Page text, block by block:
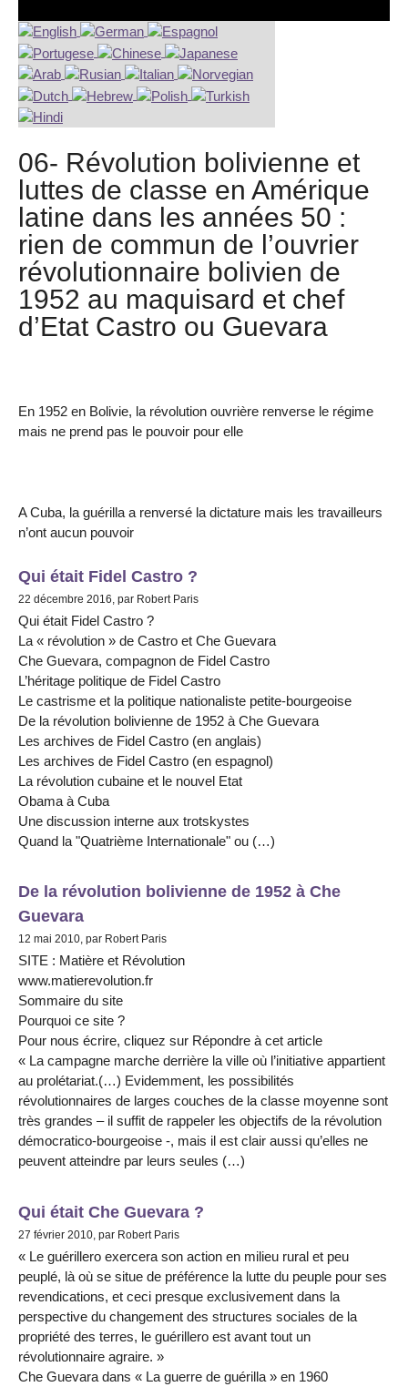
06- Révolution bolivienne et
luttes de classe en Amérique
latine dans les années 50 :
rien de commun de l’ouvrier
révolutionnaire bolivien de
1952 au maquisard et chef
d’Etat Castro ou Guevara
En 1952 en Bolivie, la révolution ouvrière renverse le régime
mais ne prend pas le pouvoir pour elle
A Cuba, la guérilla a renversé la dictature mais les travailleurs
n’ont aucun pouvoir
Qui était Fidel Castro ?
22 décembre 2016, par Robert Paris
Qui était Fidel Castro ?
La « révolution » de Castro et Che Guevara
Che Guevara, compagnon de Fidel Castro
L’héritage politique de Fidel Castro
Le castrisme et la politique nationaliste petite-bourgeoise
De la révolution bolivienne de 1952 à Che Guevara
Les archives de Fidel Castro (en anglais)
Les archives de Fidel Castro (en espagnol)
La révolution cubaine et le nouvel Etat
Obama à Cuba
Une discussion interne aux trotskystes
Quand la "Quatrième Internationale" ou (…)
De la révolution bolivienne de 1952 à Che
Guevara
12 mai 2010, par Robert Paris
SITE : Matière et Révolution
www.matierevolution.fr
Sommaire du site
Pourquoi ce site ?
Pour nous écrire, cliquez sur Répondre à cet article
« La campagne marche derrière la ville où l’initiative appartient
au prolétariat.(…) Evidemment, les possibilités
révolutionnaires de larges couches de la classe moyenne sont
très grandes – il suffit de rappeler les objectifs de la révolution
démocratico-bourgeoise -, mais il est clair aussi qu’elles ne
peuvent atteindre par leurs seules (…)
Qui était Che Guevara ?
27 février 2010, par Robert Paris
« Le guérillero exercera son action en milieu rural et peu
peuplé, là où se situe de préférence la lutte du peuple pour ses
revendications, et ceci presque exclusivement dans la
perspective du changement des structures sociales de la
propriété des terres, le guérillero est avant tout un
révolutionnaire agraire. »
Che Guevara dans « La guerre de guérilla » en 1960